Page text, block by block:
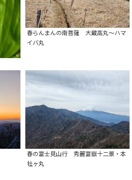
春らんまんの南菩薩 大蔵高丸～ハマ
イバ丸
春の富士見山行 秀麗富嶽十二景・本
社ヶ丸